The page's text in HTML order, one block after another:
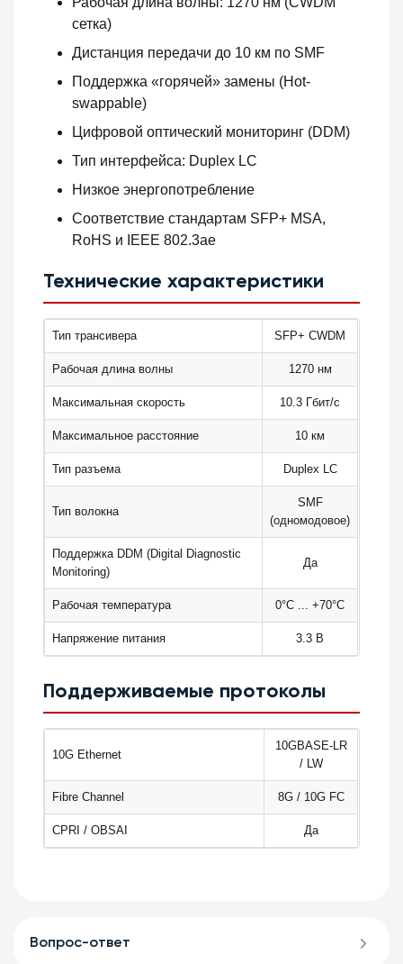
сетка)
Дистанция передачи до 10 км по SMF
Поддержка «горячей» замены (Hot-
swappable)
Цифровой оптический мониторинг (DDM)
Тип интерфейса: Duplex LC
Низкое энергопотребление
Соответствие стандартам SFP+ MSA,
RoHS и IEEE 802.3ae
Технические характеристики
Тип трансивера SFP+ CWDM
Рабочая длина волны 1270 нм
Максимальная скорость 10.3 Гбит/с
Максимальное расстояние 10 км
Тип разъема Duplex LC
Тип волокна
SMF
(одномодовое)
Поддержка DDM (Digital Diagnostic
Monitoring)
Да
Рабочая температура 0°C ... +70°C
Напряжение питания 3.3 В
Поддерживаемые протоколы
10G Ethernet
10GBASE-LR
/ LW
Fibre Channel 8G / 10G FC
CPRI / OBSAI Да
Вопрос-ответ